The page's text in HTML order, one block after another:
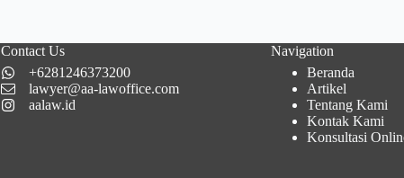
Contact Us
+6281246373200
lawyer@aa-lawoffice.com
aalaw.id
Navigation
Beranda
Artikel
Tentang Kami
Kontak Kami
Konsultasi